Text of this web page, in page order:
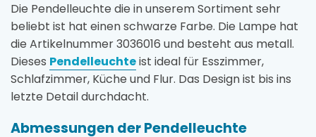
Die Pendelleuchte die in unserem Sortiment sehr
beliebt ist hat einen schwarze Farbe. Die Lampe hat
die Artikelnummer 3036016 und besteht aus metall.
Dieses Pendelleuchteist ideal für Esszimmer,
Schlafzimmer, Küche und Flur. Das Design ist bis ins
letzte Detail durchdacht.
Abmessungen der Pendelleuchte